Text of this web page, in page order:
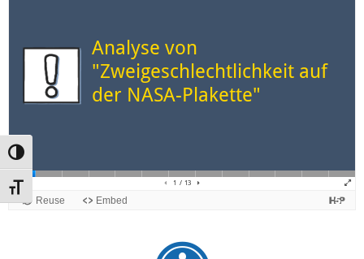
Toggle High Contrast
Toggle Font size